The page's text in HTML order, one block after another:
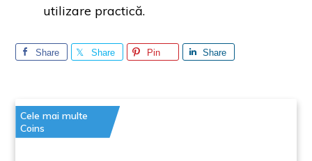
utilizare practică.
Share Share Pin Share
Cele mai multe
Coins